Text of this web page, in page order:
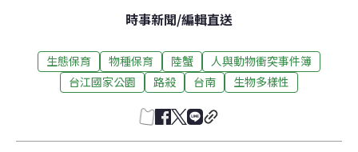
時事新聞/編輯直送
生態保育 物種保育 陸蟹
人與動物衝突事件簿
台江國家公園
路殺 台南 生物多樣性